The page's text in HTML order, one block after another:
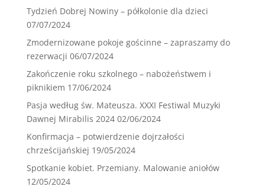
Tydzień Dobrej Nowiny – półkolonie dla dzieci
07/07/2024
Zmodernizowane pokoje gościnne – zapraszamy do
rezerwacji 06/07/2024
Zakończenie roku szkolnego – nabożeństwem i
piknikiem 17/06/2024
Pasja według św. Mateusza. XXXI Festiwal Muzyki
Dawnej Mirabilis 2024 02/06/2024
Konfirmacja – potwierdzenie dojrzałości
chrześcijańskiej 19/05/2024
Spotkanie kobiet. Przemiany. Malowanie aniołów
12/05/2024